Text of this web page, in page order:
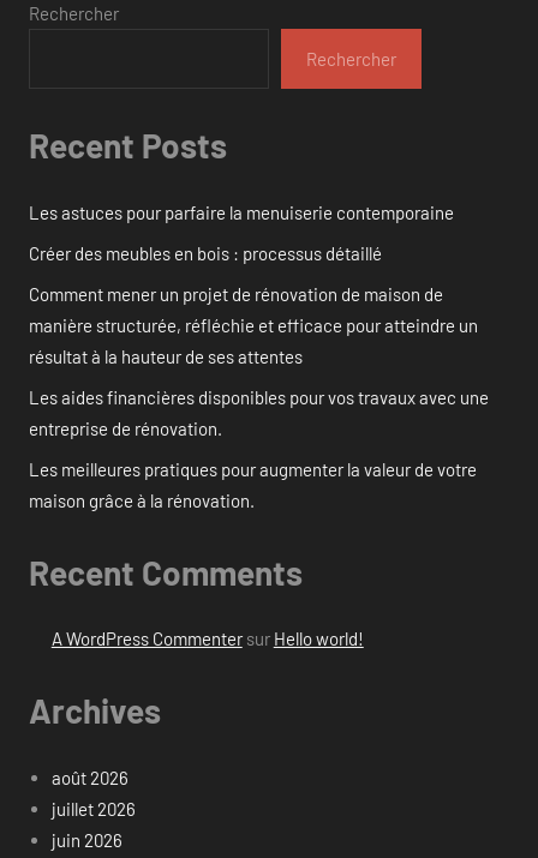
Rechercher
Rechercher
Recent Posts
Les astuces pour parfaire la menuiserie contemporaine
Créer des meubles en bois : processus détaillé
Comment mener un projet de rénovation de maison de
manière structurée, réfléchie et efficace pour atteindre un
résultat à la hauteur de ses attentes
Les aides financières disponibles pour vos travaux avec une
entreprise de rénovation.
Les meilleures pratiques pour augmenter la valeur de votre
maison grâce à la rénovation.
Recent Comments
A WordPress Commentersur Hello world!
Archives
août 2026
juillet 2026
juin 2026